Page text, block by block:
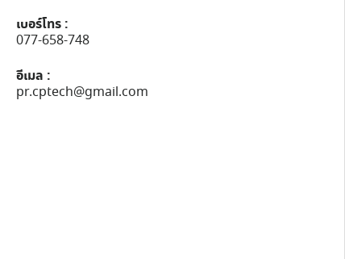
เบอร์โทร :
077-658-748
อีเมล :
pr.cptech@gmail.com